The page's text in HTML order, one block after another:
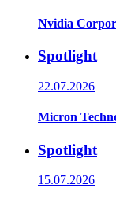
Nvidia
Spotlight
22.07.2026
Micron
Spotlight
15.07.2026